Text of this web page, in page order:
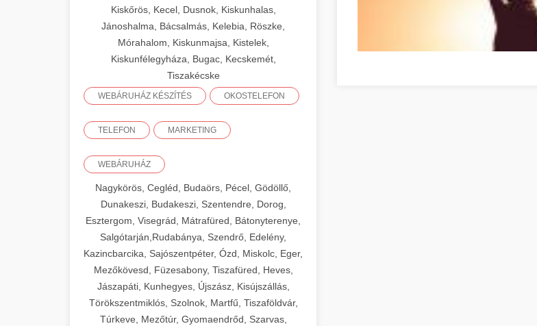
Kiskőrös, Kecel, Dusnok, Kiskunhalas,
Jánoshalma, Bácsalmás, Kelebia, Röszke,
Mórahalom, Kiskunmajsa, Kistelek,
Kiskunfélegyháza, Bugac, Kecskemét,
Tiszakécske
WEBÁRUHÁZ KÉSZÍTÉS OKOSTELEFON
TELEFON MARKETING
WEBÁRUHÁZ
Nagykörös, Cegléd, Budaörs, Pécel, Gödöllő,
Dunakeszi, Budakeszi, Szentendre, Dorog,
Esztergom, Visegrád, Mátrafüred, Bátonyterenye,
Salgótarján,Rudabánya, Szendrő, Edelény,
Kazincbarcika, Sajószentpéter, Ózd, Miskolc, Eger,
Mezőkövesd, Füzesabony, Tiszafüred, Heves,
Jászapáti, Kunhegyes, Újszász, Kisújszállás,
Törökszentmiklós, Szolnok, Martfű, Tiszaföldvár,
Túrkeve, Mezőtúr, Gyomaendrőd, Szarvas,